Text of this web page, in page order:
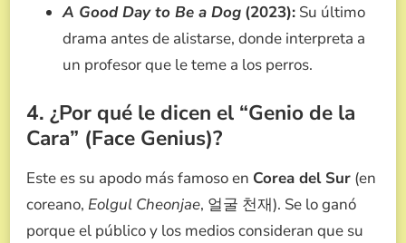
A Good Day to Be a Dog (2023): Su último
drama antes de alistarse, donde interpreta a
un profesor que le teme a los perros.
4. ¿Por qué le dicen el “Genio de la
Cara” (Face Genius)?
Este es su apodo más famoso en Corea del Sur (en
coreano, Eolgul Cheonjae, 얼굴 천재). Se lo ganó
porque el público y los medios consideran que su